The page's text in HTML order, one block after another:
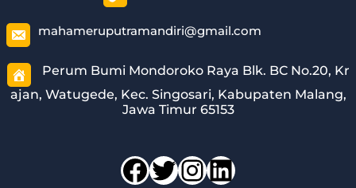
mahameruputramandiri@gmail.com
Perum Bumi Mondoroko Raya Blk. BC No.20, Kr
ajan, Watugede, Kec. Singosari, Kabupaten Malang,
Jawa Timur 65153
Facebook
Twitter
Instagram
LinkedIn